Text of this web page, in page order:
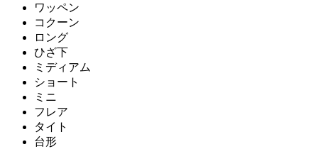
ワッペン
コクーン
ロング
ひざ下
ミディアム
ショート
ミニ
フレア
タイト
台形